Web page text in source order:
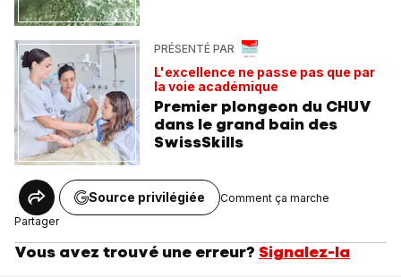
PRÉSENTÉ PAR
L'excellence ne passe pas que par
la voie académique
Premier plongeon du CHUV
dans le grand bain des
SwissSkills
Partager
Source privilégiée Comment ça marche
Vous avez trouvé une erreur? Signalez-la